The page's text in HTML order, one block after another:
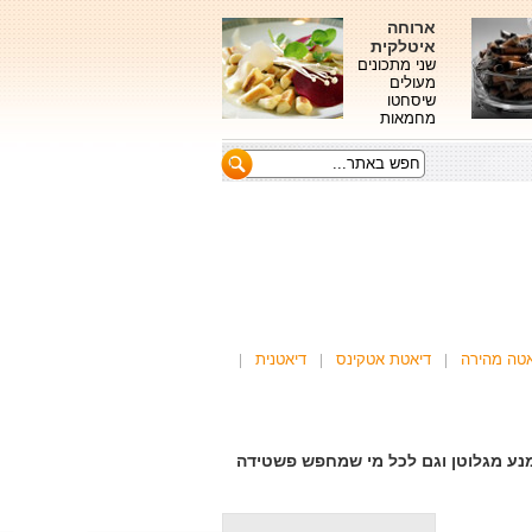
ארוחה
איטלקית
שני מתכונים
מעולים
שיסחטו
מחמאות
מהירה דיאטת אטקינס דיאטנית
מגלוטן וגם לכל מי שמחפש פשטידה